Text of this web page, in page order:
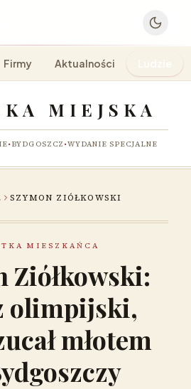
Firmy Aktualności Ludzie
MIEJSKA
• BYDGOSZCZ •WYDANIE SPECJALNE
SZYMON ZIÓŁKOWSKI
MIESZKAŃCA
Ziółkowski:
olimpijski,
młotem